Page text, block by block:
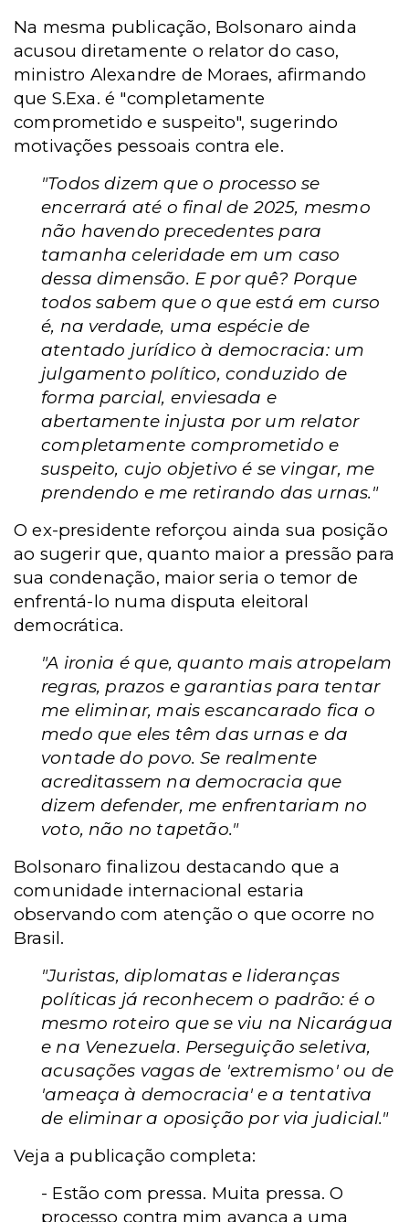
Na mesma publicação, Bolsonaro ainda
acusou diretamente o relator do caso,
ministro Alexandre de Moraes, afirmando
que S.Exa. é "completamente
comprometido e suspeito", sugerindo
motivações pessoais contra ele.
"Todos dizem que o processo se
encerrará até o final de 2025, mesmo
não havendo precedentes para
tamanha celeridade em um caso
dessa dimensão. E por quê? Porque
todos sabem que o que está em curso
é, na verdade, uma espécie de
atentado jurídico à democracia: um
julgamento político, conduzido de
forma parcial, enviesada e
abertamente injusta por um relator
completamente comprometido e
suspeito, cujo objetivo é se vingar, me
prendendo e me retirando das urnas."
O ex-presidente reforçou ainda sua posição
ao sugerir que, quanto maior a pressão para
sua condenação, maior seria o temor de
enfrentá-lo numa disputa eleitoral
democrática.
"A ironia é que, quanto mais atropelam
regras, prazos e garantias para tentar
me eliminar, mais escancarado fica o
medo que eles têm das urnas e da
vontade do povo. Se realmente
acreditassem na democracia que
dizem defender, me enfrentariam no
voto, não no tapetão."
Bolsonaro finalizou destacando que a
comunidade internacional estaria
observando com atenção o que ocorre no
Brasil.
"Juristas, diplomatas e lideranças
políticas já reconhecem o padrão: é o
mesmo roteiro que se viu na Nicarágua
e na Venezuela. Perseguição seletiva,
acusações vagas de 'extremismo' ou de
'ameaça à democracia' e a tentativa
de eliminar a oposição por via judicial."
Veja a publicação completa:
- Estão com pressa. Muita pressa. O
processo contra mim avança a uma